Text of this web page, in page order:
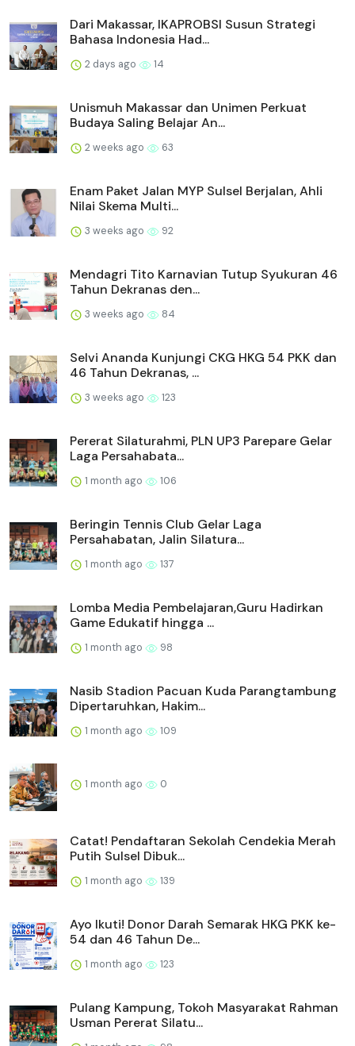
Dari Makassar, IKAPROBSI Susun Strategi
Bahasa Indonesia Had...
2 days ago 14
Unismuh Makassar dan Unimen Perkuat
Budaya Saling Belajar An...
2 weeks ago 63
Enam Paket Jalan MYP Sulsel Berjalan, Ahli
Nilai Skema Multi...
3 weeks ago 92
Mendagri Tito Karnavian Tutup Syukuran 46
Tahun Dekranas den...
3 weeks ago 84
Selvi Ananda Kunjungi CKG HKG 54 PKK dan
46 Tahun Dekranas, ...
3 weeks ago 123
Pererat Silaturahmi, PLN UP3 Parepare Gelar
Laga Persahabata...
1 month ago 106
Beringin Tennis Club Gelar Laga
Persahabatan, Jalin Silatura...
1 month ago 137
Lomba Media Pembelajaran,Guru Hadirkan
Game Edukatif hingga ...
1 month ago 98
Nasib Stadion Pacuan Kuda Parangtambung
Dipertaruhkan, Hakim...
1 month ago 109
1 month ago 0
Catat! Pendaftaran Sekolah Cendekia Merah
Putih Sulsel Dibuk...
1 month ago 139
Ayo Ikuti! Donor Darah Semarak HKG PKK ke-
54 dan 46 Tahun De...
1 month ago 123
Pulang Kampung, Tokoh Masyarakat Rahman
Usman Pererat Silatu...